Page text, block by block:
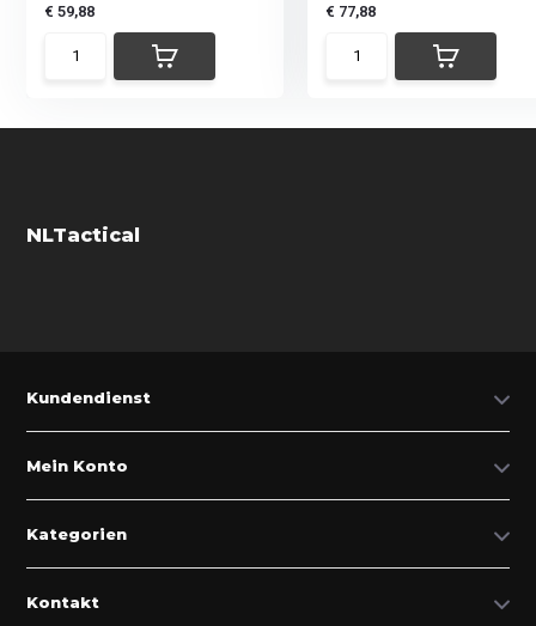
€ 59,88
€ 77,88
NLTactical
Kundendienst
Mein Konto
Kategorien
Kontakt